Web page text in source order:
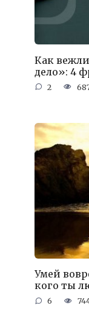
Как
дело»: 4
2
Умей
кого ты
6